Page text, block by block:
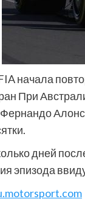
начала
При
Фернандо
дней
эпизода